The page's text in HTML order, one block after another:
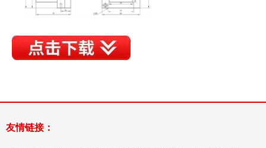
友情链接：